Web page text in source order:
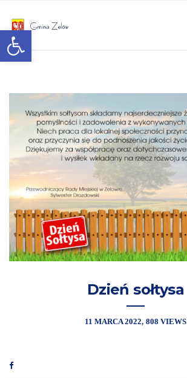
Otwórz pasek narzędzi
Dzień sołtysa
11 MARCA 2022 808 VIEWS